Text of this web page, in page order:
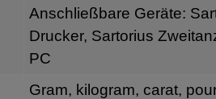
Anschließbare Geräte:
Drucker, Sartorius
PC
Gram, kilogram, carat,